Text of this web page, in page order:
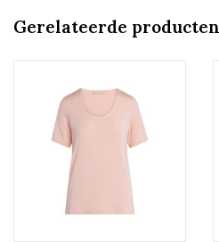
Gerelateerde producten